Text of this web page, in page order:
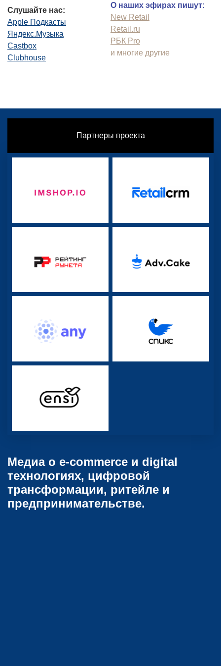
Слушайте нас:
Apple Подкасты
Яндекс.Музыка
Castbox
Clubhouse
О наших эфирах пишут:
New Retail
Retail.ru
РБК Pro
и многие другие
Партнеры проекта
Медиа о e-commerce и digital
технологиях, цифровой
трансформации, ритейле и
предпринимательстве.